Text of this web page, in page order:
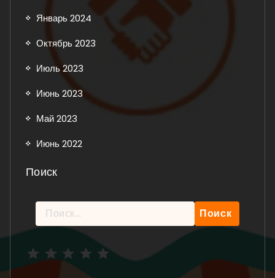
Январь 2024
Октябрь 2023
Июль 2023
Июнь 2023
Май 2023
Июнь 2022
Поиск
Найти: